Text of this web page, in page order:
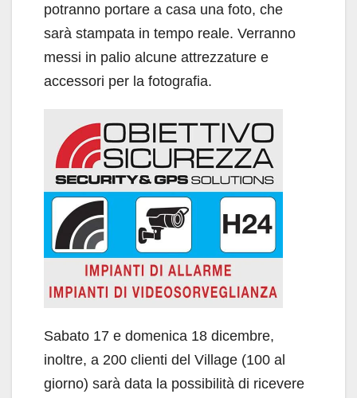
potranno portare a casa una foto, che
sarà stampata in tempo reale. Verranno
messi in palio alcune attrezzature e
accessori per la fotografia.
Sabato 17 e domenica 18 dicembre,
inoltre, a 200 clienti del Village (100 al
giorno) sarà data la possibilità di ricevere